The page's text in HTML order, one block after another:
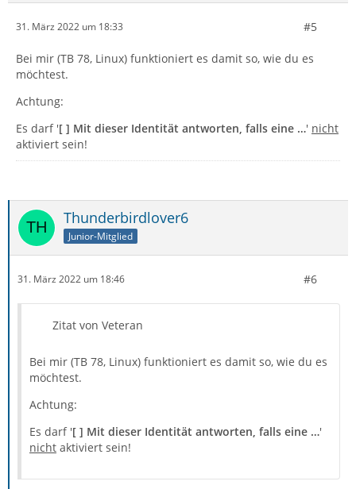
31. März 2022 um 18:33 #5
Bei mir (TB 78, Linux) funktioniert es damit so, wie du es
möchtest.
Achtung:
Es darf '[ ] Mit dieser Identität antworten, falls eine …' nicht
aktiviert sein!
Thunderbirdlover6
Junior-Mitglied
31. März 2022 um 18:46 #6
Zitat von Veteran
Bei mir (TB 78, Linux) funktioniert es damit so, wie du es
möchtest.
Achtung:
Es darf '[ ] Mit dieser Identität antworten, falls eine …'
nicht aktiviert sein!